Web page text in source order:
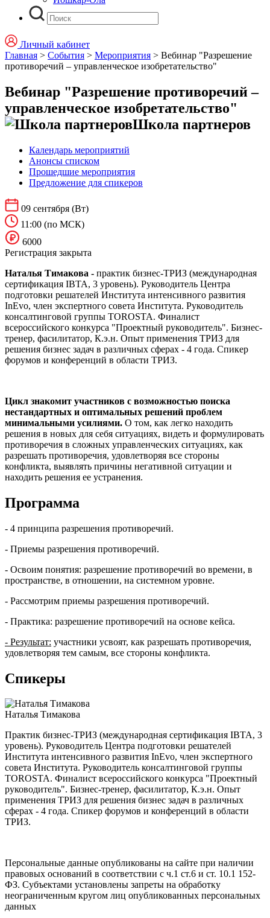
Личный кабинет
Главная > События > Мероприятия > Вебинар "Разрешение
противоречий – управленческое изобретательство"
Вебинар "Разрешение противоречий –
управленческое изобретательство"
Школа партнеров
Календарь мероприятий
Анонсы списком
Прошедшие мероприятия
Предложение для спикеров
09 сентября (Вт)
11:00 (по МСК)
6000
Регистрация закрыта
Наталья Тимакова - практик бизнес-ТРИЗ (международная
сертификация IBTA, 3 уровень). Руководитель Центра
подготовки решателей Института интенсивного развития
InEvo, член экспертного совета Института. Руководитель
консалтинговой группы TOROSTA. Финалист
всероссийского конкурса "Проектный руководитель". Бизнес-
тренер, фасилитатор, К.э.н. Опыт применения ТРИЗ для
решения бизнес задач в различных сферах - 4 года. Спикер
форумов и конференций в области ТРИЗ.
Цикл знакомит участников с возможностью поиска
нестандартных и оптимальных решений проблем
минимальными усилиями. О том, как легко находить
решения в новых для себя ситуациях, видеть и формулировать
противоречия в сложных управленческих ситуациях, как
разрешать противоречия, удовлетворяя все стороны
конфликта, выявлять причины негативной ситуации и
находить решения ее устранения.
Программа
- 4 принципа разрешения противоречий.
- Приемы разрешения противоречий.
- Освоим понятия: разрешение противоречий во времени, в
пространстве, в отношении, на системном уровне.
- Рассмотрим приемы разрешения противоречий.
- Практика: разрешение противоречий на основе кейса.
- Результат: участники усвоят, как разрешать противоречия,
удовлетворяя тем самым, все стороны конфликта.
Спикеры
Наталья Тимакова
Практик бизнес-ТРИЗ (международная сертификация IBTA, 3
уровень). Руководитель Центра подготовки решателей
Института интенсивного развития InEvo, член экспертного
совета Института. Руководитель консалтинговой группы
TOROSTA. Финалист всероссийского конкурса "Проектный
руководитель". Бизнес-тренер, фасилитатор, К.э.н. Опыт
применения ТРИЗ для решения бизнес задач в различных
сферах - 4 года. Спикер форумов и конференций в области
ТРИЗ.
Персональные данные опубликованы на сайте при наличии
правовых оснований в соответствии с ч.1 ст.6 и ст. 10.1 152-
ФЗ. Субъектами установлены запреты на обработку
неограниченным кругом лиц опубликованных персональных
данных